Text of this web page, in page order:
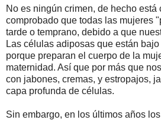
No es ningún crimen, de hecho está
comprobado que todas las mujeres
tarde o temprano, debido a que
Las células adiposas que están
porque preparan el cuerpo de la
maternidad. Así que por más que
con jabones, cremas, y estropajos,
capa profunda de células.
Sin embargo, en los últimos años